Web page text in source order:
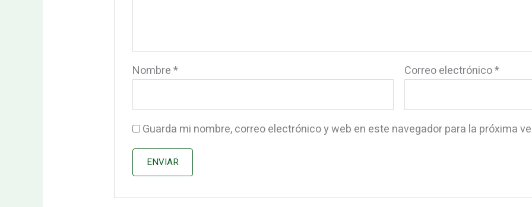
Nombre* Correo electrónico*
Guarda mi nombre, correo electrónico y web en este navegador para la próxima